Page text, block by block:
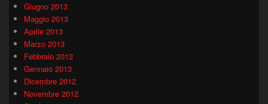
Giugno 2013
Maggio 2013
Aprile 2013
Marzo 2013
Febbraio 2013
Gennaio 2013
Dicembre 2012
Novembre 2012